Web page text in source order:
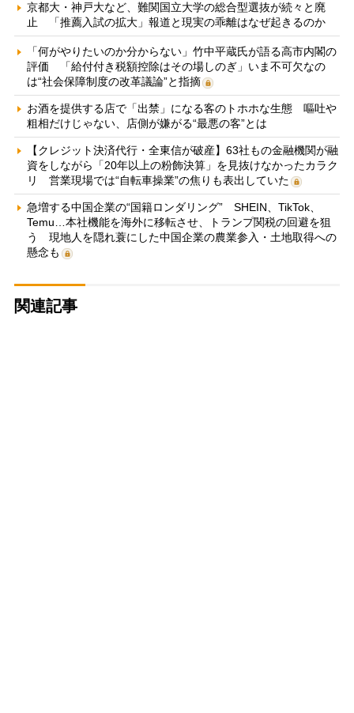
京都大・神戸大など、難関国立大学の総合型選抜が続々と廃
止 「推薦入試の拡大」報道と現実の乖離はなぜ起きるのか
「何がやりたいのか分からない」竹中平蔵氏が語る高市内閣の
評価 「給付付き税額控除はその場しのぎ」いま不可欠なの
は“社会保障制度の改革議論”と指摘
お酒を提供する店で「出禁」になる客のトホホな生態 嘔吐や
粗相だけじゃない、店側が嫌がる“最悪の客”とは
【クレジット決済代行・全東信が破産】63社もの金融機関が融
資をしながら「20年以上の粉飾決算」を見抜けなかったカラク
リ 営業現場では“自転車操業”の焦りも表出していた
急増する中国企業の“国籍ロンダリング” SHEIN、TikTok、
Temu…本社機能を海外に移転させ、トランプ関税の回避を狙
う 現地人を隠れ蓑にした中国企業の農業参入・土地取得への
懸念も
関連記事